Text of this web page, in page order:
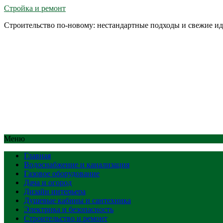
Стройка и ремонт
Строительство по-новому: нестандартные подходы и свежие
Меню
Главная
Водоснабжение и канализация
Газовое оборудование
Дача и огород
Дизайн интерьера
Душевые кабины и сантехника
Электрика и безопасность
Строительство и ремонт